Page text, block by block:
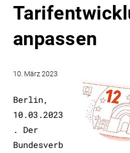
anpassen
10. März 2023
Berlin,
10.03.2023
. Der
Bundesverb